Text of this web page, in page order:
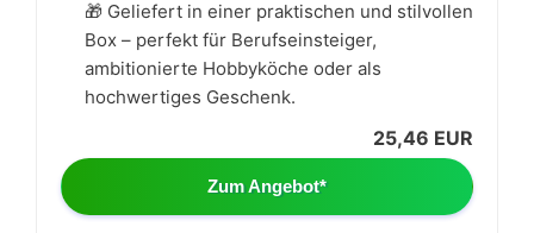
🎁 Geliefert in einer praktischen und stilvollen
Box – perfekt für Berufseinsteiger,
ambitionierte Hobbyköche oder als
hochwertiges Geschenk.
25,46 EUR
Zum Angebot*